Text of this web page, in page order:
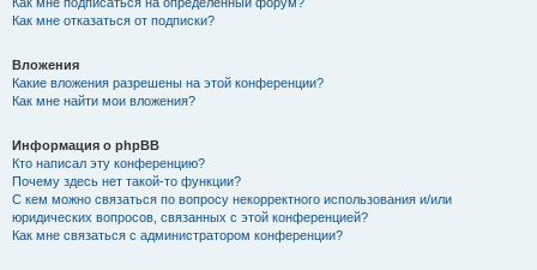
Как мне отказаться от подписки?
Вложения
Какие вложения разрешены на этой конференции?
Как мне найти мои вложения?
Информация о phpBB
Кто написал эту конференцию?
Почему здесь нет такой-то функции?
С кем можно связаться по вопросу некорректного использования и/или
юридических вопросов, связанных с этой конференцией?
Как мне связаться с администратором конференции?